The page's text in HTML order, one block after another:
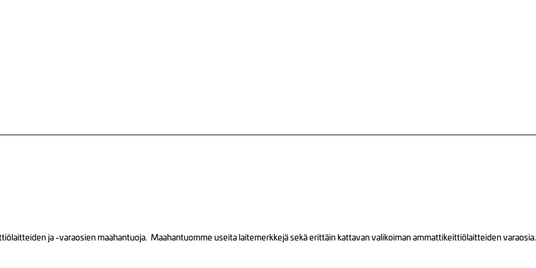
ja -varaosien maahantuoja. Maahantuomme useita laitemerkkejä sekä erittäin kattavan valikoiman ammattikeittiölaitteiden varaosia.